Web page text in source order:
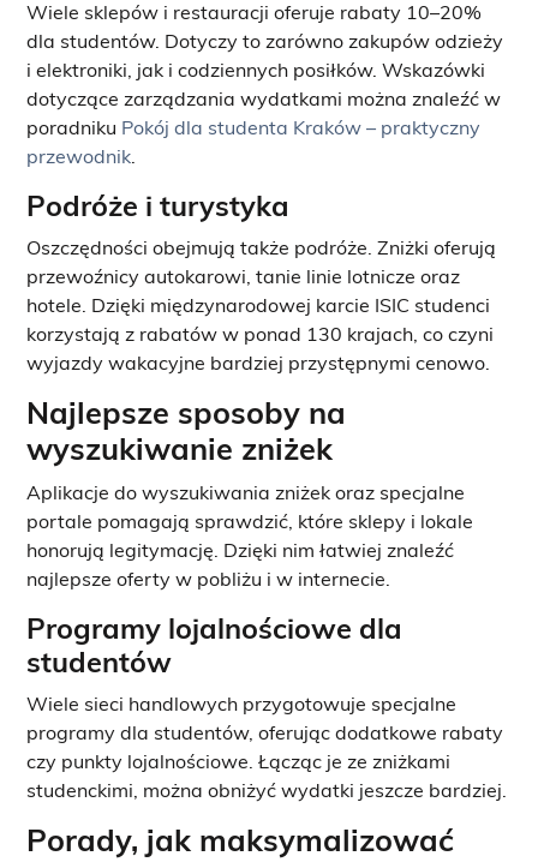
Wiele sklepów i restauracji oferuje rabaty 10–20%
dla studentów. Dotyczy to zarówno zakupów odzieży
i elektroniki, jak i codziennych posiłków. Wskazówki
dotyczące zarządzania wydatkami można znaleźć w
poradniku Pokój dla studenta Kraków – praktyczny
przewodnik.
Podróże i turystyka
Oszczędności obejmują także podróże. Zniżki oferują
przewoźnicy autokarowi, tanie linie lotnicze oraz
hotele. Dzięki międzynarodowej karcie ISIC studenci
korzystają z rabatów w ponad 130 krajach, co czyni
wyjazdy wakacyjne bardziej przystępnymi cenowo.
Najlepsze sposoby na
wyszukiwanie zniżek
Aplikacje do wyszukiwania zniżek oraz specjalne
portale pomagają sprawdzić, które sklepy i lokale
honorują legitymację. Dzięki nim łatwiej znaleźć
najlepsze oferty w pobliżu i w internecie.
Programy lojalnościowe dla
studentów
Wiele sieci handlowych przygotowuje specjalne
programy dla studentów, oferując dodatkowe rabaty
czy punkty lojalnościowe. Łącząc je ze zniżkami
studenckimi, można obniżyć wydatki jeszcze bardziej.
Porady, jak maksymalizować